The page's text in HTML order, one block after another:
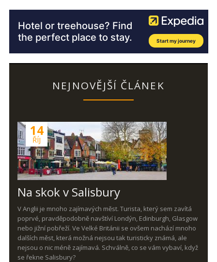
NEJNOVĚJŠÍ ČLÁNEK
14
ŘÍJ
Na skok v Salisbury
V Anglii je mnoho zajímavých měst. Turista, který sem zavítá
poprvé, pravděpodobně navštíví Londýn, Edinburgh, Glasgow
nebo jižní pobřeží. Ve Velké Británii se ovšem nachází mnoho
dalších měst, která možná nejsou tak turisticky známá, ale
nejsou o nic méně zajímavá. Schválně, co se vám vybaví, když
se řekne Salisbury?